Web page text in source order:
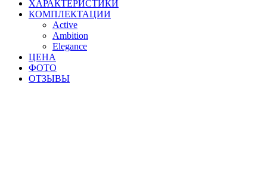
ХАРАКТЕРИСТИКИ
КОМПЛЕКТАЦИИ
Active
Ambition
Elegance
ЦЕНА
ФОТО
ОТЗЫВЫ